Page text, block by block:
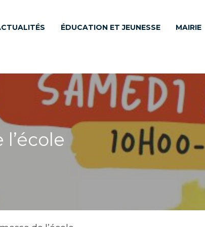
ÉDUCATION ET JEUNESSE MAIRIE